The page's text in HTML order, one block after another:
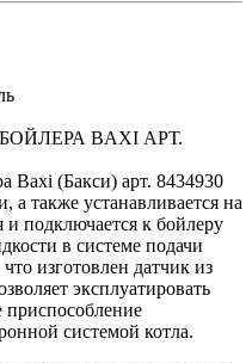
BAXI АРТ.
Baxi (Бакси) арт. 8434930
а также устанавливается на
и подключается к бойлеру
в системе подачи
изготовлен датчик из
эксплуатировать
приспособление
системой котла.